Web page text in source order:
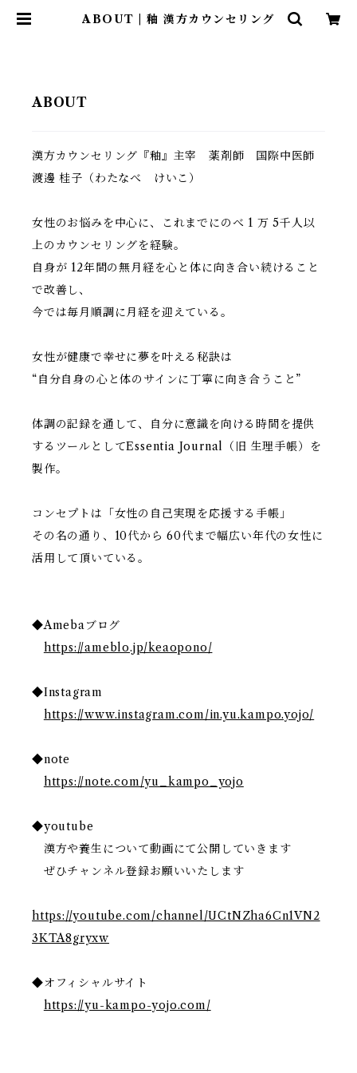
ABOUT | 釉 漢方カウンセリング
ABOUT
漢方カウンセリング『釉』主宰 薬剤師 国際中医師
渡邊 桂子（わたなべ けいこ）
女性のお悩みを中心に、これまでにのべ 1 万 5千人以
上のカウンセリングを経験。
自身が 12年間の無月経を心と体に向き合い続けること
で改善し、
今では毎月順調に月経を迎えている。
女性が健康で幸せに夢を叶える秘訣は
“自分自身の心と体のサインに丁寧に向き合うこと”
体調の記録を通して、自分に意識を向ける時間を提供
するツールとしてEssentia Journal（旧 生理手帳）を
製作。
コンセプトは「女性の自己実現を応援する手帳」
その名の通り、10代から 60代まで幅広い年代の女性に
活用して頂いている。
◆Amebaブログ
https://ameblo.jp/keaopono/
◆Instagram
https://www.instagram.com/in.yu.kampo.yojo/
◆note
https://note.com/yu_kampo_yojo
◆youtube
漢方や養生について動画にて公開していきます
ぜひチャンネル登録お願いいたします
https://youtube.com/channel/UCtNZha6Cn1VN2
3KTA8gryxw
◆オフィシャルサイト
https://yu-kampo-yojo.com/